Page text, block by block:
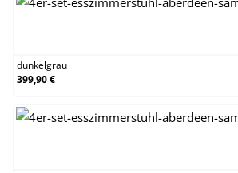
dunkelgrau
399,90 €